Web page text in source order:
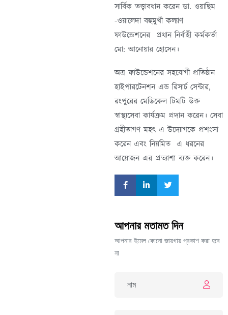
সার্বিক তত্ত্বাবধান করেন ডা. ওয়াছিম
-ওয়ালেদা বহুমুখী কল্যাণ
ফাউন্ডেশনের প্রধান নির্বাহী কর্মকর্তা
মো: আনোয়ার হোসেন।
অত্র ফাউন্ডেশনের সহযোগী প্রতিষ্ঠান
হাইপারটেনশন এন্ড রিসার্চ সেন্টার,
রংপুরের মেডিকেল টিমটি উক্ত
স্বাস্থ্যসেবা কার্যক্রম প্রদান করেন। সেবা
গ্রহীতাগণ মহৎ এ উদ্যোগকে প্রশংসা
করেন এবং নিয়মিত এ ধরনের
আয়োজন এর প্রত্যাশা ব্যক্ত করেন।
আপনার মতামত দিন
আপনার ইমেল কোনো জায়গায় প্রকাশ করা হবে
না